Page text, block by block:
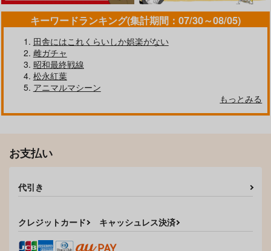
キーワードランキング(集計期間：07/30～08/05)
田舎にはこれくらいしか娯楽がない
雌ガチャ
昭和最終戦線
松永紅葉
アニマルマシーン
もっとみる
お支払い
代引き
クレジットカード キャッシュレス決済